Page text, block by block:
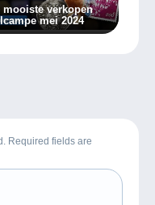
mooiste verkopen
mei 2024
Required fields are